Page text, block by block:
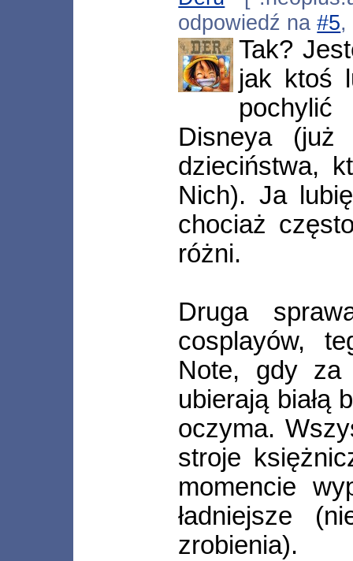
odpowiedź na#5,
Tak?
jak ktoś
Disneya
dzieciństwa,
Nich). Ja
chociaż
różni.
Druga
cosplayów,
Note, gdy za
ubierają białą
oczyma.
stroje
momencie
ładniejsze
zrobienia).